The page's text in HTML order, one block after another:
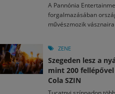
A Pannónia
forgalmazásában
művészmozik
ZENE
Szegeden lesz a
mint 200 fellépővel
Cola SZIN